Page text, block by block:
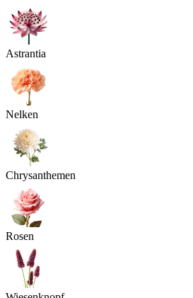
Astrantia
Nelken
Chrysanthemen
Rosen